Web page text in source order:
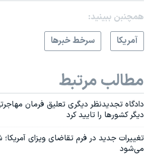
همچنبن ببینید:
آمريکا
سرخط خبرها
مطالب مرتبط
دادگاه تجدیدنظر دیگری تعلیق فرمان
دیگر کشورها را تایید کرد
تغییرات جدید در فرم تقاضای ویزای
می‌شود